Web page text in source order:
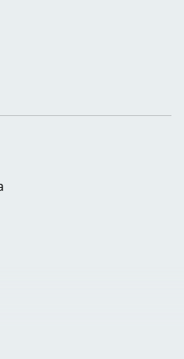
Wien | Wohnung kaufen